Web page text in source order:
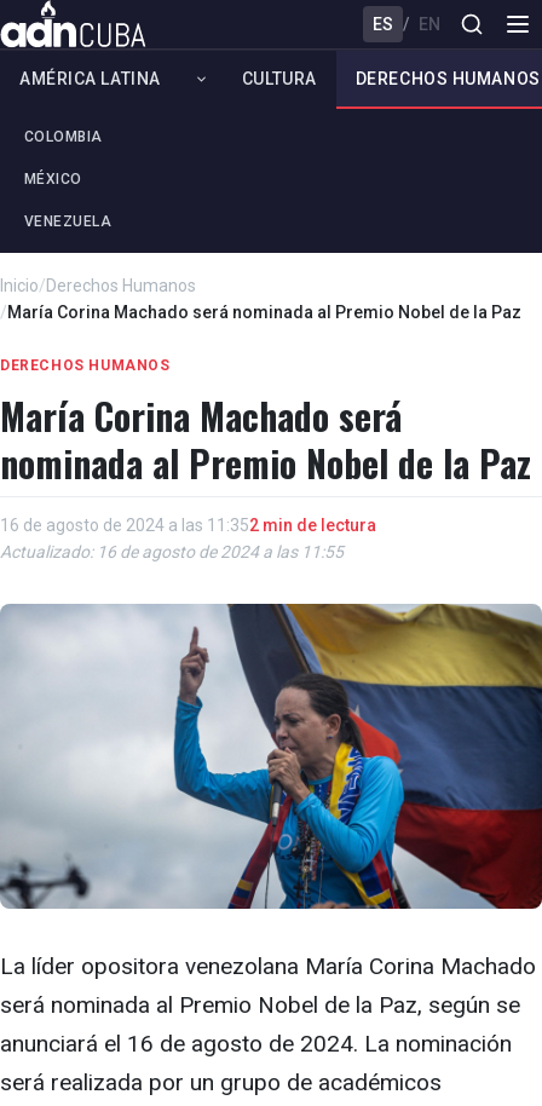
ES / EN
AMÉRICA LATINA
COLOMBIA
MÉXICO
VENEZUELA
CULTURA DERECHOS HUMANOS
Inicio/Derechos Humanos
/María Corina Machado será nominada al Premio Nobel de la Paz
DERECHOS HUMANOS
María Corina Machado será
nominada al Premio Nobel de la Paz
16 de agosto de 2024 a las 11:352 min de lectura
Actualizado: 16 de agosto de 2024 a las 11:55
La líder opositora venezolana María Corina Machado
será nominada al Premio Nobel de la Paz, según se
anunciará el 16 de agosto de 2024. La nominación
será realizada por un grupo de académicos